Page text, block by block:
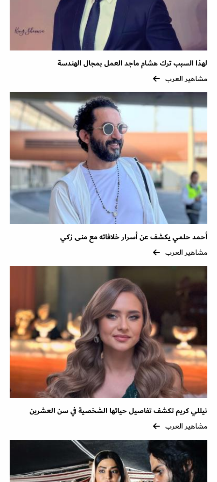
لهذا السبب ترك هشام ماجد العمل بمجال الهندسة
مشاهير العرب
أحمد حلمي يكشف عن أسرار خلافاته مع منى زكي
مشاهير العرب
نيللي كريم تكشف تفاصيل حياتها الشخصية في سن العشرين
مشاهير العرب